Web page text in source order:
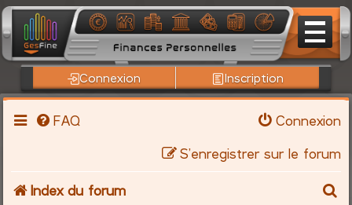
Connexion Inscription
FAQ
Connexion
S’enregistrer sur le forum
Index du forum